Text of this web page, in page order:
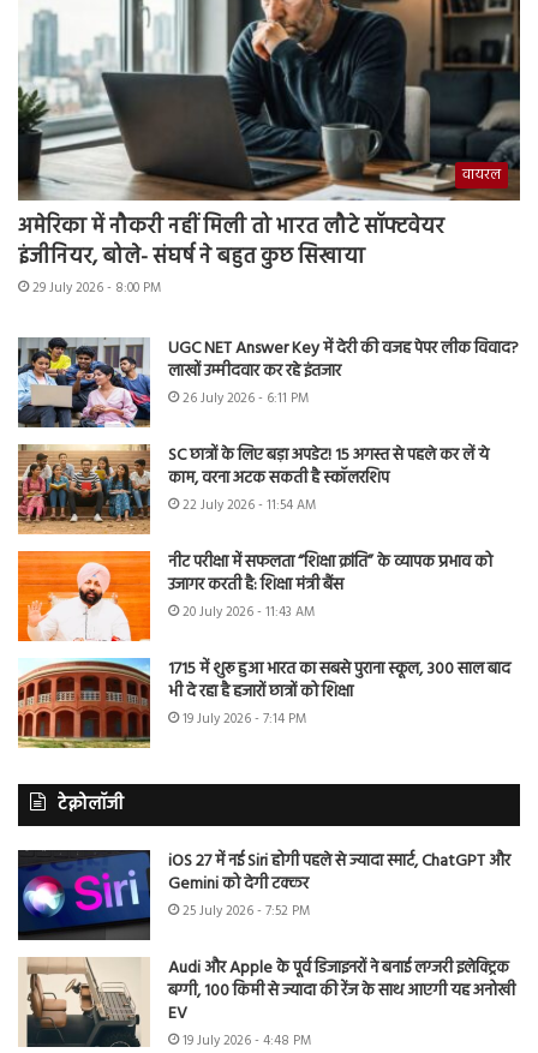
वायरल
अमेरिका में नौकरी नहीं मिली तो भारत लौटे सॉफ्टवेयर
इंजीनियर, बोले- संघर्ष ने बहुत कुछ सिखाया
29 July 2026 - 8:00 PM
UGC NET Answer Key में देरी की वजह पेपर लीक विवाद?
लाखों उम्मीदवार कर रहे इंतजार
26 July 2026 - 6:11 PM
SC छात्रों के लिए बड़ा अपडेट! 15 अगस्त से पहले कर लें ये
काम, वरना अटक सकती है स्कॉलरशिप
22 July 2026 - 11:54 AM
नीट परीक्षा में सफलता “शिक्षा क्रांति” के व्यापक प्रभाव को
उजागर करती है: शिक्षा मंत्री बैंस
20 July 2026 - 11:43 AM
1715 में शुरू हुआ भारत का सबसे पुराना स्कूल, 300 साल बाद
भी दे रहा है हजारों छात्रों को शिक्षा
19 July 2026 - 7:14 PM
टेक्नोलॉजी
iOS 27 में नई Siri होगी पहले से ज्यादा स्मार्ट, ChatGPT और
Gemini को देगी टक्कर
25 July 2026 - 7:52 PM
Audi और Apple के पूर्व डिजाइनरों ने बनाई लग्जरी इलेक्ट्रिक
बग्गी, 100 किमी से ज्यादा की रेंज के साथ आएगी यह अनोखी
EV
19 July 2026 - 4:48 PM